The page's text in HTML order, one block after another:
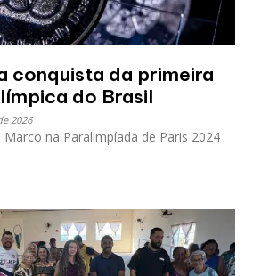
conquista da primeira
do Brasil
2026
na Paralimpíada de Paris 2024